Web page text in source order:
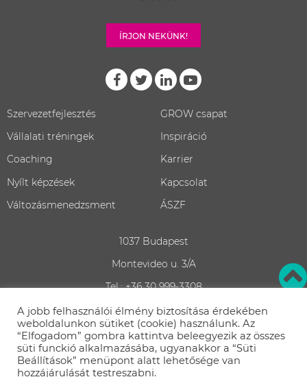
ÍRJON NEKÜNK!
Szervezetfejlesztés
Vállalati tréningek
Coaching
Nyílt képzések
Változásmenedzsment
GROW csapat
Inspiráció
Karrier
Kapcsolat
ÁSZF
1037 Budapest
Montevideo u. 3/A
Tel.: +36 30 999-3308
Adatvédelem
Iratkozz fel!
A jobb felhasználói élmény biztosítása érdekében
weboldalunkon sütiket (cookie) használunk. Az
“Elfogadom” gombra kattintva beleegyezik az összes
süti funckió alkalmazásába, ugyanakkor a “Süti
Beállítások” menüpont alatt lehetősége van
hozzájárulását testreszabni.